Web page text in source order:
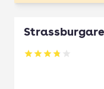
Strassburgare
Betyg: 3.78 av 5